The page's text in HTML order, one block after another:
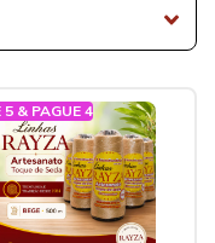
5 & PAGUE 4